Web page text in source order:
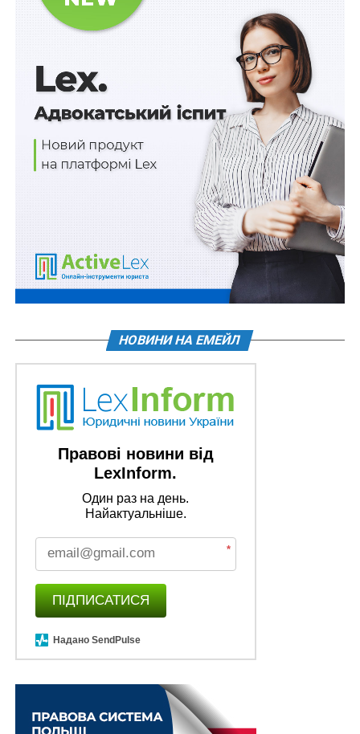
4) проведення аналізу практики застосування
законодавства та міжнародного досвіду у сфері
множинного громадянства (підданства).
Також зверніть увагу на Правові позиції Верховного
Суду щодо кримінальних правопорушень, пов’язаних
з війною,та збірникВоєнний стан. Всі нормативні
матеріали, алгоритми дій, роз’яснення, корисні
Схожі статті:
Спрощене набуття громадянства України для
Для вшанування пам’яті Героїв Небесної Сотні
Спрощене набуття громадянства України для
громадян 33 країн
Для взаємодії з корінними народами рф
створено Тимчасову спеціальну комісію
Ліквідовано Міжвідомчу групу з
антикорупційної цифровізації
ПОВ'ЯЗАНІ ТЕМИ: FEATURED
МІЖВІДОМЧА РОБОЧА ГРУПА
МНОЖИННЕ ГРОМАДЯНСТВО
Ефективність митників поки що не
вимоги до рівня зарплати
НОВИНИ НА ЕМЕЙЛ
Правові новини від
LexInform.
Один раз на день.
Найактуальніше.
*
ПІДПИСАТИСЯ
Надано SendPulse